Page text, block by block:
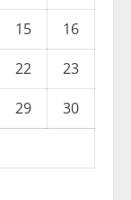
15
16
22
23
29
30